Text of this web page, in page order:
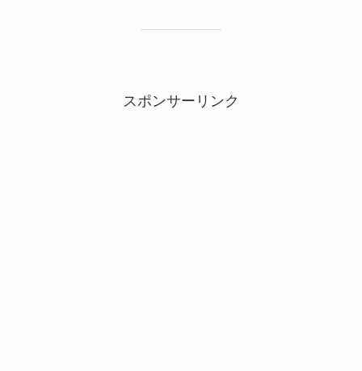
スポンサーリンク